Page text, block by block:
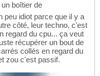
un boîtier de
peu idiot parce que il y a
côté, leur techno, c'est
regard du cpu... ça veut
récupérer un bout de
collés en regard du
zou c'est passif.